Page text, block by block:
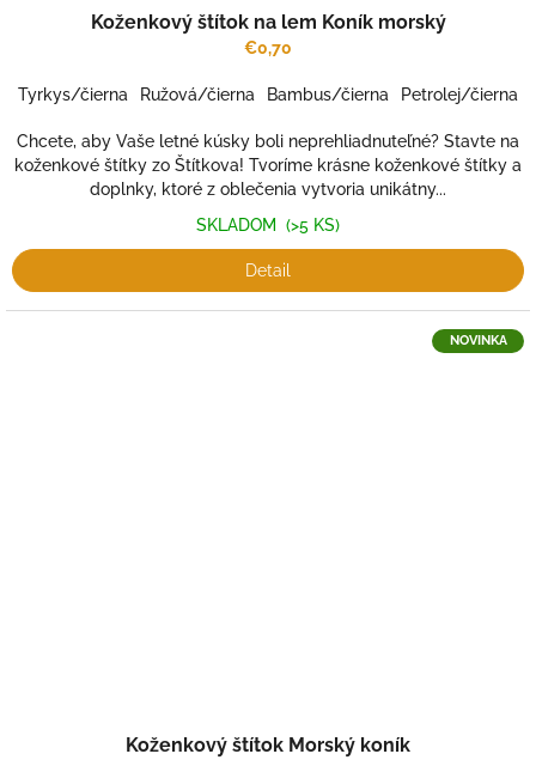
Koženkový štítok na lem Koník morský
€0,70
Tyrkys/čierna Ružová/čierna Bambus/čierna Petrolej/čierna
Chcete, aby Vaše letné kúsky boli neprehliadnuteľné? Stavte na
koženkové štítky zo Štítkova! Tvoríme krásne koženkové štítky a
doplnky, ktoré z oblečenia vytvoria unikátny...
SKLADOM (>5 KS)
Detail
NOVINKA
Koženkový štítok Morský koník